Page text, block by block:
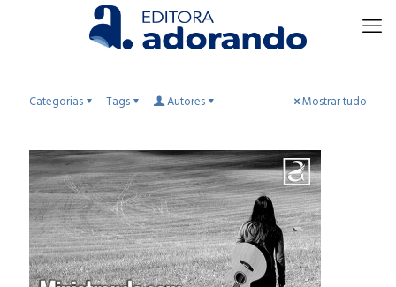
Categorias Tags Autores Mostrar tudo